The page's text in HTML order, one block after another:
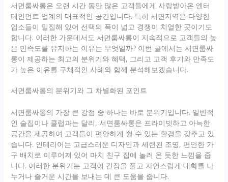
서면룸싸롱은 오랜 시간 동안 많은 고객들에게 사랑받아온 엔터
테인먼트 업계의 대표적인 공간입니다. 특히 서면지역은 다양한
업소들이 밀집해 있어 선택의 폭이 넓고 경쟁이 치열한 곳이기도
합니다. 이러한 가운데서도 서면룸싸롱이 지속적으로 고객들의 높
은 만족도를 유지하는 이유는 무엇일까? 이번 글에서는 서면룸싸
롱이 제공하는 최고의 분위기와 혜택, 그리고 고객 후기와 만족도
가 높은 이유를 구체적인 사례와 함께 분석해보겠습니다.
서면룸싸롱의 분위기와 그 차별화된 포인트
서면룸싸롱의 가장 큰 강점 중 하나는 바로 분위기입니다. 일반적
인 술집이나 클럽과는 달리, 서면룸싸롱은 프라이빗하고 아늑한
공간을 제공하여 고객들이 편안하게 쉴 수 있는 환경을 갖추고 있
습니다. 인테리어는 고급스러운 디자인과 세련된 조명, 편안한 가
구 배치로 이루어져 있어 마치 친구 집에 놀러 온 듯한 느낌을 줍
니다. 이러한 분위기는 고객이 긴장을 풀고 자연스럽게 대화를 나
누거나 즐거운 시간을 보내는 데 큰 도움을 줍니다.